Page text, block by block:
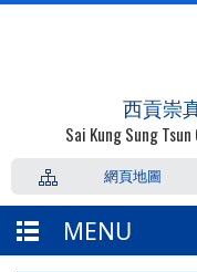
西貢崇
Sai Kung Sung
網頁地圖
MENU